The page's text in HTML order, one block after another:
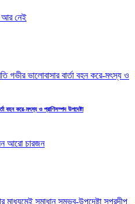
বহন করে-মৎস্য ও প্রাণিসম্পদ উপদেষ্টা